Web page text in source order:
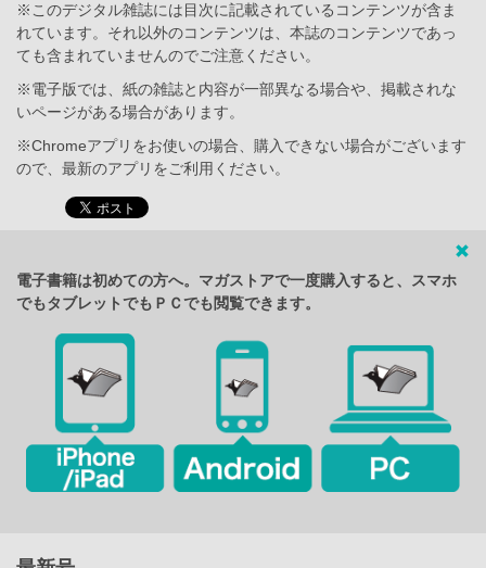
※このデジタル雑誌には目次に記載されているコンテンツが含ま
れています。それ以外のコンテンツは、本誌のコンテンツであっ
ても含まれていませんのでご注意ください。
※電子版では、紙の雑誌と内容が一部異なる場合や、掲載されな
いページがある場合があります。
※Chromeアプリをお使いの場合、購入できない場合がございます
ので、最新のアプリをご利用ください。
電子書籍は初めての方へ。マガストアで一度購入すると、スマホ
でもタブレットでもＰＣでも閲覧できます。